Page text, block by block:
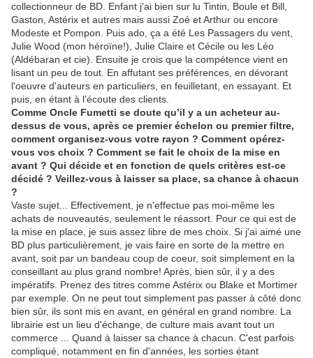
collectionneur de BD. Enfant j'ai bien sur lu Tintin, Boule et Bill,
Gaston, Astérix et autres mais aussi Zoé et Arthur ou encore
Modeste et Pompon. Puis ado, ça a été Les Passagers du vent,
Julie Wood (mon héroïne!), Julie Claire et Cécile ou les Léo
(Aldébaran et cie). Ensuite je crois que la compétence vient en
lisant un peu de tout. En affutant ses préférences, en dévorant
l'oeuvre d'auteurs en particuliers, en feuilletant, en essayant. Et
puis, en étant à l'écoute des clients.
Comme Oncle Fumetti se doute qu’il y a un acheteur au-
dessus de vous, après ce premier échelon ou premier filtre,
comment organisez-vous votre rayon ? Comment opérez-
vous vos choix ? Comment se fait le choix de la mise en
avant ? Qui décide et en fonction de quels critères est-ce
décidé ? Veillez-vous à laisser sa place, sa chance à chacun
?
Vaste sujet... Effectivement, je n'effectue pas moi-même les
achats de nouveautés, seulement le réassort. Pour ce qui est de
la mise en place, je suis assez libre de mes choix. Si j'ai aimé une
BD plus particulièrement, je vais faire en sorte de la mettre en
avant, soit par un bandeau coup de coeur, soit simplement en la
conseillant au plus grand nombre! Après, bien sûr, il y a des
impératifs. Prenez des titres comme Astérix ou Blake et Mortimer
par exemple. On ne peut tout simplement pas passer à côté donc
bien sûr, ils sont mis en avant, en général en grand nombre. La
librairie est un lieu d'échange, de culture mais avant tout un
commerce ... Quand à laisser sa chance à chacun. C'est parfois
compliqué, notamment en fin d'années, les sorties étant